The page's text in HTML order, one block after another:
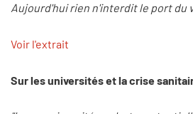
Aujourd'hui rien n'interdit le port du
Voir l'extrait
Sur les universités et la crise